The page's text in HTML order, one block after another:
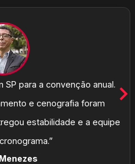
SP para a convenção anual.
e cenografia foram
estabilidade e a equipe